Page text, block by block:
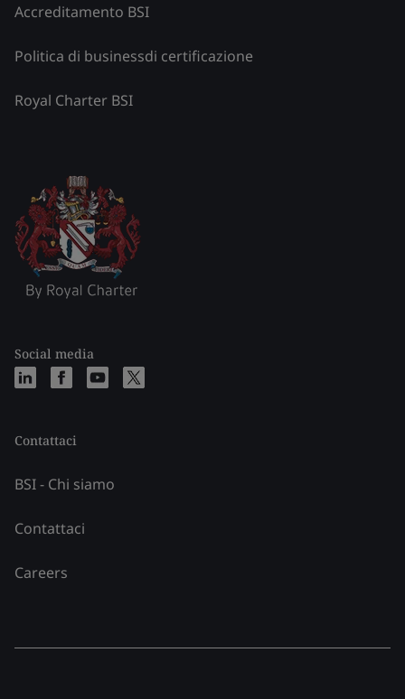
Accreditamento BSI
Politica di businessdi certificazione
Royal Charter BSI
Social media
Contattaci
BSI - Chi siamo
Contattaci
Careers